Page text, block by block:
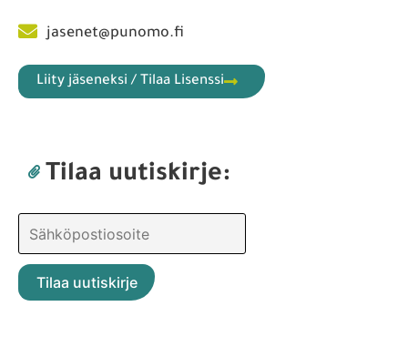
jasenet@punomo.fi
Liity jäseneksi / Tilaa Lisenssi
Tilaa uutiskirje: